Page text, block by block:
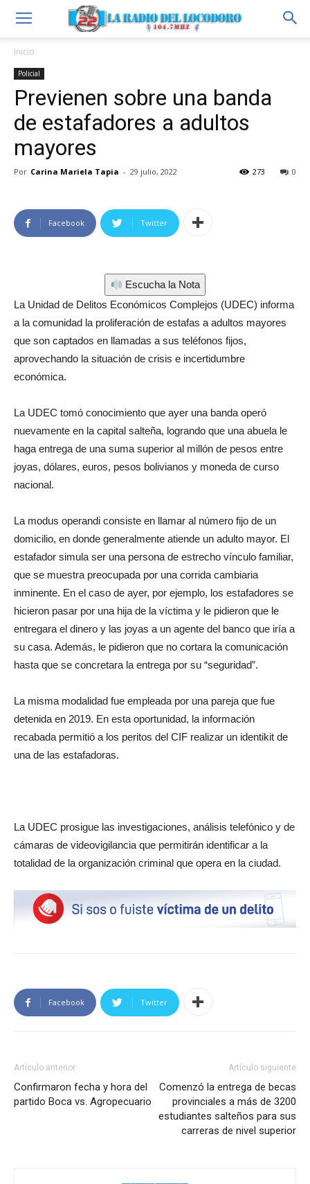
Inicio
Policial
Previenen sobre una banda
de estafadores a adultos
mayores
Por Carina Mariela Tapia - 29 julio, 2022 0
273
Facebook Twitter
Escucha la Nota
La Unidad de Delitos Económicos Complejos (UDEC) informa
a la comunidad la proliferación de estafas a adultos mayores
que son captados en llamadas a sus teléfonos fijos,
aprovechando la situación de crisis e incertidumbre
económica.
La UDEC tomó conocimiento que ayer una banda operó
nuevamente en la capital salteña, logrando que una abuela le
haga entrega de una suma superior al millón de pesos entre
joyas, dólares, euros, pesos bolivianos y moneda de curso
nacional.
La modus operandi consiste en llamar al número fijo de un
domicilio, en donde generalmente atiende un adulto mayor. El
estafador simula ser una persona de estrecho vínculo familiar,
que se muestra preocupada por una corrida cambiaria
inminente. En el caso de ayer, por ejemplo, los estafadores se
hicieron pasar por una hija de la víctima y le pidieron que le
entregara el dinero y las joyas a un agente del banco que iría a
su casa. Además, le pidieron que no cortara la comunicación
hasta que se concretara la entrega por su “seguridad”.
La misma modalidad fue empleada por una pareja que fue
detenida en 2019. En esta oportunidad, la información
recabada permitió a los peritos del CIF realizar un identikit de
una de las estafadoras.
La UDEC prosigue las investigaciones, análisis telefónico y de
cámaras de videovigilancia que permitirán identificar a la
totalidad de la organización criminal que opera en la ciudad.
Facebook Twitter
Artículo anterior
Confirmaron fecha y hora del
partido Boca vs. Agropecuario
Artículo siguiente
Comenzó la entrega de becas
provinciales a más de 3200
estudiantes salteños para sus
carreras de nivel superior